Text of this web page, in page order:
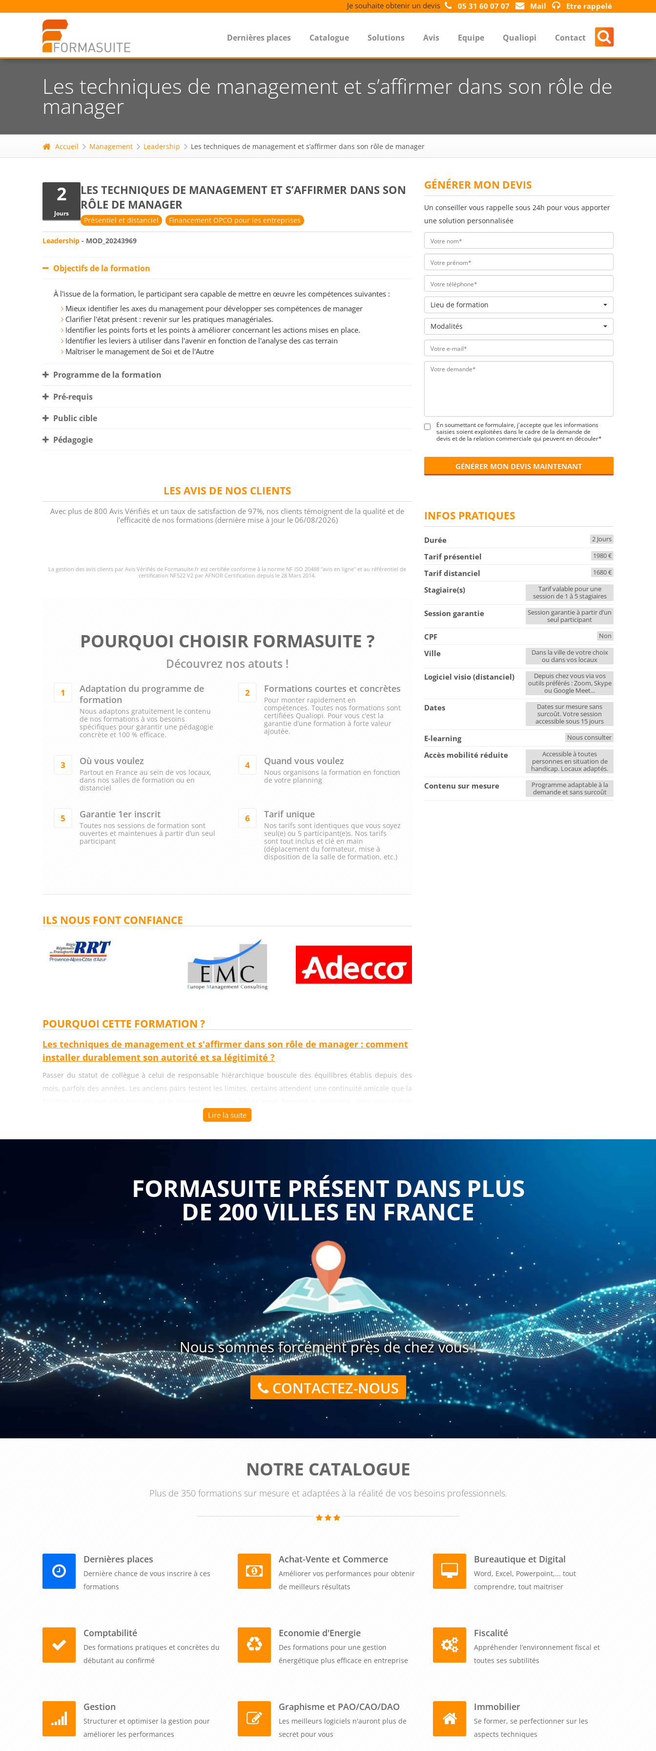
Je souhaite obtenir un devis 05 31 60 07 07 Mail Etre rappelé
Dernières places Catalogue Solutions Avis Equipe Qualiopi Contact
Les techniques de management et s’affirmer dans son rôle de
manager
Accueil Management Leadership Les techniques de management et s’affirmer dans son rôle de manager
2
Jours
LES TECHNIQUES DE MANAGEMENT ET S’AFFIRMER DANS SON
RÔLE DE MANAGER
Présentiel et distanciel Financement OPCO pour les entreprises
Leadership - MOD_20243969
Objectifs de la formation
À l'issue de la formation, le participant sera capable de mettre en œuvre les compétences suivantes :
Mieux identifier les axes du management pour développer ses compétences de manager
Clarifier l'état présent : revenir sur les pratiques managériales.
Identifier les points forts et les points à améliorer concernant les actions mises en place.
Identifier les leviers à utiliser dans l'avenir en fonction de l'analyse des cas terrain
Maîtriser le management de Soi et de l'Autre
Programme de la formation
Pré-requis
Public cible
Pédagogie
LES AVIS DE NOS CLIENTS
Avec plus de 800 Avis Vérifiés et un taux de satisfaction de 97%, nos clients témoignent de la qualité et de
l'efficacité de nos formations (dernière mise à jour le 06/08/2026)
La gestion des avis clients par Avis Vérifiés de Formasuite.fr est certifiée conforme à la norme NF ISO 20488 "avis en ligne" et au référentiel de
certification NF522 V2 par AFNOR Certification depuis le 28 Mars 2014.
POURQUOI CHOISIR FORMASUITE ?
Découvrez nos atouts !
1
Adaptation du programme de
formation
Nous adaptons gratuitement le contenu
de nos formations à vos besoins
spécifiques pour garantir une pédagogie
concrète et 100 % efficace.
2 Formations courtes et concrètes
Pour monter rapidement en
compétences. Toutes nos formations sont
certifiées Qualiopi. Pour vous c’est la
garantie d’une formation à forte valeur
ajoutée.
3 Où vous voulez
Partout en France au sein de vos locaux,
dans nos salles de formation ou en
distanciel
4 Quand vous voulez
Nous organisons la formation en fonction
de votre planning
5 Garantie 1er inscrit
Toutes nos sessions de formation sont
ouvertes et maintenues à partir d’un seul
participant
6 Tarif unique
Nos tarifs sont identiques que vous soyez
seul(e) ou 5 participant(e)s. Nos tarifs
sont tout inclus et clé en main
(déplacement du formateur, mise à
disposition de la salle de formation, etc.)
ILS NOUS FONT CONFIANCE
POURQUOI CETTE FORMATION ?
Les techniques de management et s'affirmer dans son rôle de manager : comment
installer durablement son autorité et sa légitimité ?
Passer du statut de collègue à celui de responsable hiérarchique bouscule des équilibres établis depuis des
mois, parfois des années. Les anciens pairs testent les limites, certains attendent une continuité amicale que la
pour trancher. Cette zone grise, rarement anticipée au moment de la promotion, fragilise durablement la
d'abord de clarifier l'état des pratiques actuelles : quels réflexes fonctionnent, lesquels desservent la relation
avec l'équipe, et quels ajustements concrets peuvent être mis en œuvre rapidement. Ce diagnostic personnel,
mené à partir de situations vécues par les participants, évite les recommandations théoriques déconnectées du
Ce programme s'appuie ensuite sur l'analyse de cas terrain pour identifier les leviers à activer selon les
contextes rencontrés : recadrer sans braquer, déléguer sans perdre le contrôle, ou encore gérer un désaccord
ouvert sans y laisser sa crédibilité. Chaque participant repart avec des pistes d'action adaptées à sa propre
équipe, à sa culture d'entreprise et à son niveau d'expérience, plutôt qu'une méthode unique appliquée
indifféremment à toutes les situations. Le contenu de la
formation les techniques de management et
s'affirmer dans son rôle de manager peut d'ailleurs être adapté gratuitement selon les problématiques
spécifiques rencontrées par vos managers.
Un axe central du parcours porte sur le management de soi, préalable indispensable au management des
autres. Savoir repérer ses propres tensions, garder une posture stable face à une remise en question et
distinguer ce qui relève de l'émotionnel de ce qui relève du factuel constituent des compétences aussi
importantes que les techniques d'encadrement classiques. Cette double dimension, personnelle et
relationnelle, distingue la
formation les techniques de management et s'affirmer dans son rôle de manager
construire un accompagnement qui colle vraiment à leur réalité de terrain.
Lire la suite
GÉNÉRER MON DEVIS
Un conseiller vous rappelle sous 24h pour vous apporter
une solution personnalisée
Lieu de formation
Modalités
En soumettant ce formulaire, j'accepte que les informations
saisies soient exploitées dans le cadre de la demande de
devis et de la relation commerciale qui peuvent en découler*
GÉNÉRER MON DEVIS MAINTENANT
INFOS PRATIQUES
Durée 2 Jours
Tarif présentiel 1980 €
Tarif distanciel 1680 €
Stagiaire(s)
Tarif valable pour une
session de 1 à 5 stagiaires
Session garantie
Session garantie à partir d’un
seul participant
CPF Non
Ville
Dans la ville de votre choix
ou dans vos locaux
Logiciel visio (distanciel)
Depuis chez vous via vos
outils préférés : Zoom, Skype
ou Google Meet...
Dates
Dates sur mesure sans
surcoût. Votre session
accessible sous 15 jours
E-learning Nous consulter
Accès mobilité réduite
Accessible à toutes
personnes en situation de
handicap. Locaux adaptés.
Contenu sur mesure
Programme adaptable à la
demande et sans surcoût
FORMASUITE PRÉSENT DANS PLUS
DE 200 VILLES EN FRANCE
Nous sommes forcément près de chez vous !
CONTACTEZ-NOUS
NOTRE CATALOGUE
Plus de 350 formations sur mesure et adaptées à la réalité de vos besoins professionnels.
Dernières places
Dernière chance de vous inscrire à ces
formations
Achat-Vente et Commerce
Améliorer vos performances pour obtenir
de meilleurs résultats
Bureautique et Digital
Word, Excel, Powerpoint,... tout
comprendre, tout maitriser
Comptabilité
Des formations pratiques et concrètes du
débutant au confirmé
Economie d'Energie
Des formations pour une gestion
énergétique plus efficace en entreprise
Fiscalité
Appréhender l’environnement fiscal et
toutes ses subtilités
Gestion
Structurer et optimiser la gestion pour
améliorer les performances
Graphisme et PAO/CAO/DAO
Les meilleurs logiciels n'auront plus de
secret pour vous
Immobilier
Se former, se perfectionner sur les
aspects techniques